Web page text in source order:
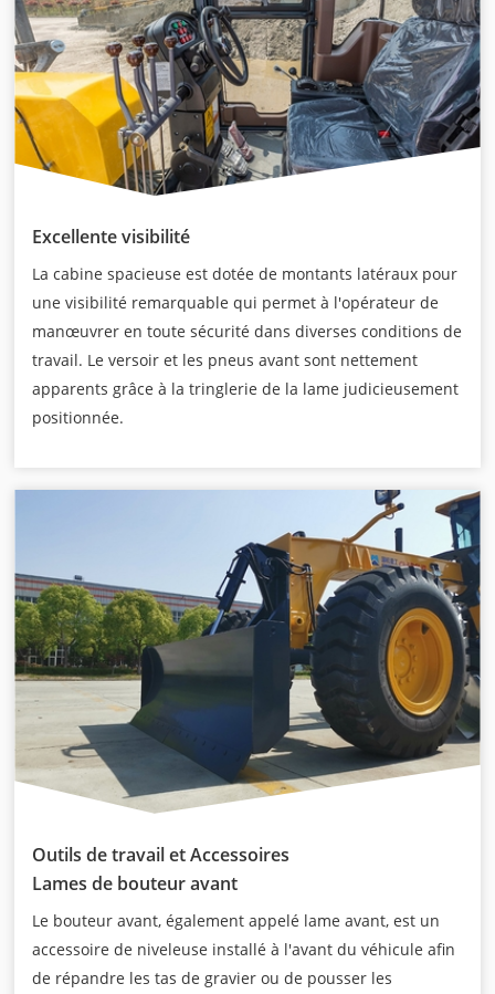
Excellente visibilité
La cabine spacieuse est dotée de montants latéraux pour
une visibilité remarquable qui permet à l'opérateur de
manœuvrer en toute sécurité dans diverses conditions de
travail. Le versoir et les pneus avant sont nettement
apparents grâce à la tringlerie de la lame judicieusement
positionnée.
Outils de travail et Accessoires
Lames de bouteur avant
Le bouteur avant, également appelé lame avant, est un
accessoire de niveleuse installé à l'avant du véhicule afin
de répandre les tas de gravier ou de pousser les